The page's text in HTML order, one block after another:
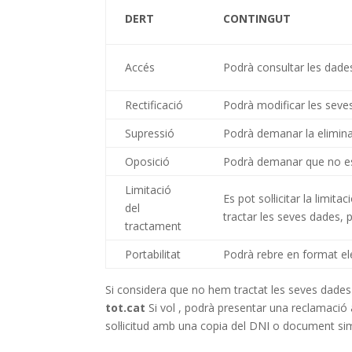
DERT CONTINGUT
Accés Podrà consultar les
Rectificació
Podrà modificar les
Supressió
Podrà demanar la
Oposició
Podrà demanar que no
Limitació
del
tractament
Es pot sol·licitar la
tractar les seves dades,
Portabilitat Podrà rebre en format
Si considera que no hem tractat les seves
tot.cat Si vol , podrà presentar una reclamació
sol·licitud amb una copia del DNI o document